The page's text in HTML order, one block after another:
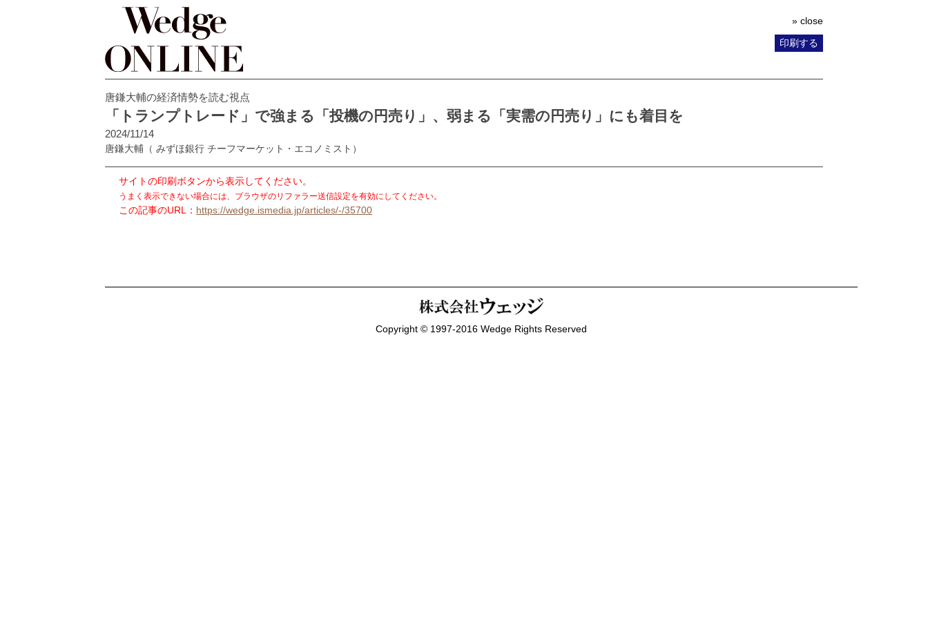
» close
印刷する
唐鎌大輔の経済情勢を読む視点
「トランプトレード」で強まる「投機の円売り」、弱まる「実需の円売り」にも着目を
2024/11/14
唐鎌大輔 （ みずほ銀行 チーフマーケット・エコノミスト）
サイトの印刷ボタンから表示してください。
うまく表示できない場合には、ブラウザのリファラー送信設定を有効にしてください。
この記事のURL： https://wedge.ismedia.jp/articles/-/35700
Copyright © 1997-2016 Wedge Rights Reserved